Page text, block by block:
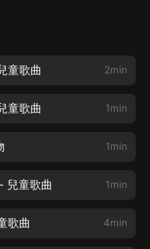
童歌曲 2min
童歌曲 1min
1min
兒童歌曲 1min
歌曲 4min